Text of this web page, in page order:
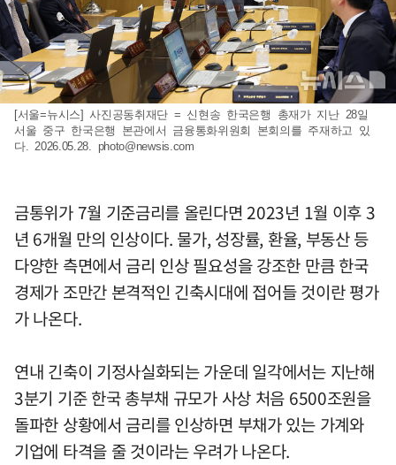
[서울=뉴시스] 사진공동취재단 = 신현송 한국은행 총재가 지난 28일
서울 중구 한국은행 본관에서 금융통화위원회 본회의를 주재하고 있
다. 2026.05.28. photo@newsis.com
금통위가 7월 기준금리를 올린다면 2023년 1월 이후 3
년 6개월 만의 인상이다. 물가, 성장률, 환율, 부동산 등
다양한 측면에서 금리 인상 필요성을 강조한 만큼 한국
경제가 조만간 본격적인 긴축시대에 접어들 것이란 평가
가 나온다.
연내 긴축이 기정사실화되는 가운데 일각에서는 지난해
3분기 기준 한국 총부채 규모가 사상 처음 6500조원을
돌파한 상황에서 금리를 인상하면 부채가 있는 가계와
기업에 타격을 줄 것이라는 우려가 나온다.